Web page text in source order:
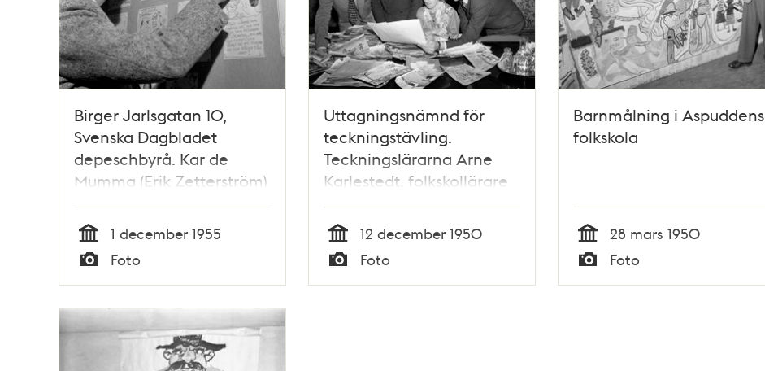
Birger Jarlsgatan 10,
Svenska Dagbladet
depeschbyrå. Kar de
Mumma (Erik Zetterström)
hänger sina teckningar
som ska säljas till förmån
för Julfemman
Tid
1 december 1955
Typ
Foto
Uttagningsnämnd för
teckningstävling.
Teckningslärarna Arne
Karlestedt, folkskollärare
Carl Eric Arkel,
folkskollärarinna Annie
Lindahl och intendent
Rudolf Hårde går igenom
teckningar
Tid
12 december 1950
Typ
Foto
Barnmålning i Aspuddens
folkskola
Tid
28 mars 1950
Typ
Foto